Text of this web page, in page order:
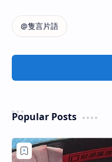
Popular Posts